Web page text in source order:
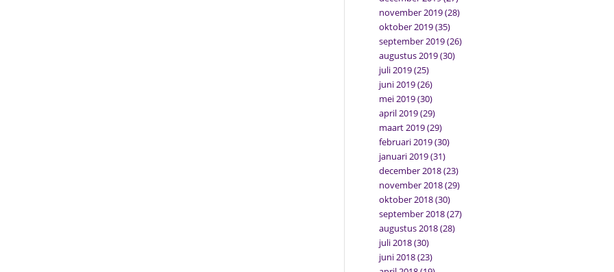
november 2019(28)
oktober 2019(35)
september 2019(26)
augustus 2019(30)
juli 2019(25)
juni 2019(26)
mei 2019(30)
april 2019(29)
maart 2019(29)
februari 2019(30)
januari 2019(31)
december 2018(23)
november 2018(29)
oktober 2018(30)
september 2018(27)
augustus 2018(28)
juli 2018(30)
juni 2018(23)